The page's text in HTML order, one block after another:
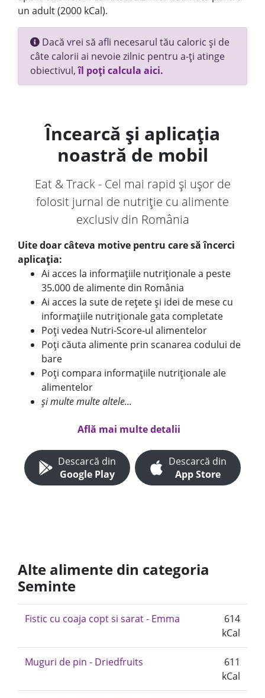
un adult (2000 kCal).
Dacă vrei să afli necesarul tău caloric și de
câte calorii ai nevoie zilnic pentru a-ți atinge
obiectivul,îl poți calcula aici.
Încearcă și aplicația
noastră de mobil
Eat & Track - Cel mai rapid și ușor de
folosit jurnal de nutriție cu alimente
exclusiv din România
Uite doar câteva motive pentru care să încerci
aplicația:
Ai acces la informațiile nutriționale a peste
35.000 de alimente din România
Ai acces la sute de rețete și idei de mese cu
informațiile nutriționale gata completate
Poți vedea Nutri-Score-ul alimentelor
Poți căuta alimente prin scanarea codului de
bare
Poți compara informațiile nutriționale ale
alimentelor
și multe multe altele...
Află mai multe detalii
Descarcă din
Google Play
Descarcă din
App Store
Alte alimente din categoria
Seminte
Fistic cu coaja copt si sarat - Emma
614
kCal
Muguri de pin - Driedfruits
611
kCal